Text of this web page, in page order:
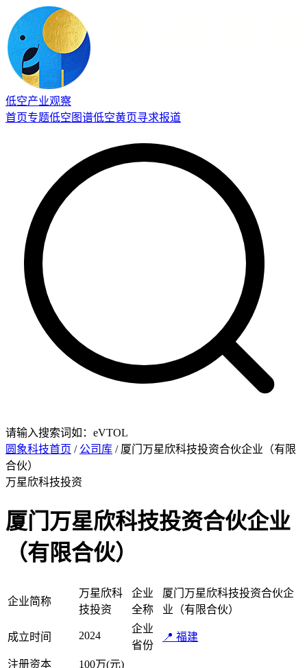
低空产业观察
首页专题低空图谱低空黄页寻求报道
请输入搜索词如：eVTOL
圆象科技首页 / 公司库 / 厦门万星欣科技投资合伙企业（有限
合伙）
万星欣科技投资
厦门万星欣科技投资合伙企业
（有限合伙）
企业简称
万星欣科
技投资
企业
全称
厦门万星欣科技投资合伙企
业（有限合伙）
成立时间 2024
企业
省份
📍 福建
注册资本
100万(元)